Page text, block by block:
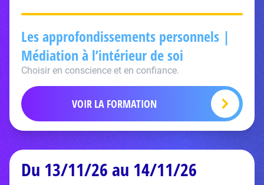
Les approfondissements personnels |
Médiation à l’intérieur de soi
Choisir en conscience et en confiance.
VOIR LA FORMATION
Du 13/11/26 au 14/11/26